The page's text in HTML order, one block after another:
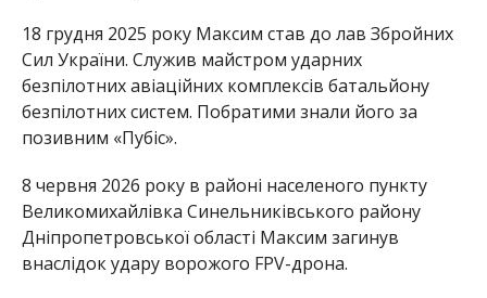
18 грудня 2025 року Максим став до лав Збройних
Сил України. Служив майстром ударних
безпілотних авіаційних комплексів батальйону
безпілотних систем. Побратими знали його за
позивним «Пубіс».
8 червня 2026 року в районі населеного пункту
Великомихайлівка Синельниківського району
Дніпропетровської області Максим загинув
внаслідок удару ворожого FPV-дрона.